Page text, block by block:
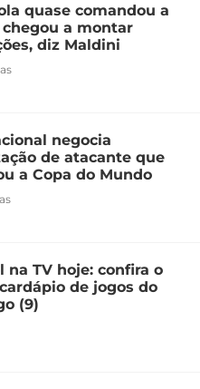
quase comandou a
a montar
diz Maldini
negocia
de atacante que
a Copa do Mundo
na TV hoje: confira o
de jogos do
(9)